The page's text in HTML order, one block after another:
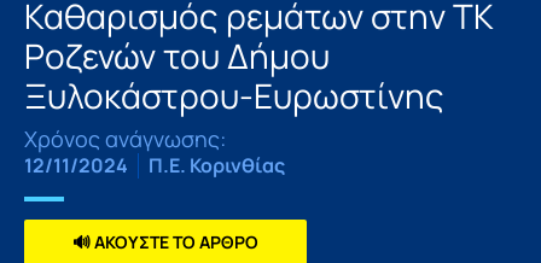
Καθαρισμός ρεμάτων στην ΤΚ
Ροζενών του Δήμου
Ξυλοκάστρου-Ευρωστίνης
Χρόνος ανάγνωσης:
12/11/2024 Π.Ε. Κορινθίας
🔊 ΑΚΟΥΣΤΕ ΤΟ ΑΡΘΡΟ